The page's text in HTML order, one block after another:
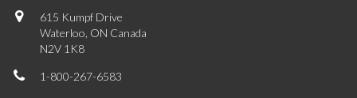
615 Kumpf Drive
Waterloo, ON Canada
N2V 1K8
1-800-267-6583